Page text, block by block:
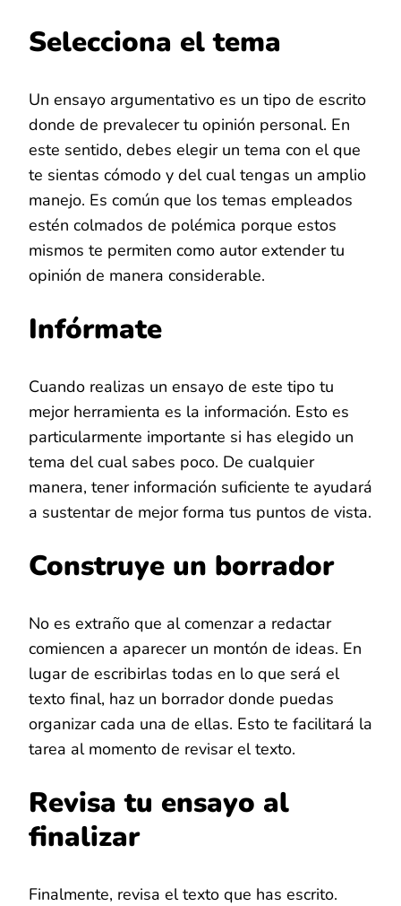
Selecciona el tema
Un ensayo argumentativo es un tipo de escrito
donde de prevalecer tu opinión personal. En
este sentido, debes elegir un tema con el que
te sientas cómodo y del cual tengas un amplio
manejo. Es común que los temas empleados
estén colmados de polémica porque estos
mismos te permiten como autor extender tu
opinión de manera considerable.
Infórmate
Cuando realizas un ensayo de este tipo tu
mejor herramienta es la información. Esto es
particularmente importante si has elegido un
tema del cual sabes poco. De cualquier
manera, tener información suficiente te ayudará
a sustentar de mejor forma tus puntos de vista.
Construye un borrador
No es extraño que al comenzar a redactar
comiencen a aparecer un montón de ideas. En
lugar de escribirlas todas en lo que será el
texto final, haz un borrador donde puedas
organizar cada una de ellas. Esto te facilitará la
tarea al momento de revisar el texto.
Revisa tu ensayo al
finalizar
Finalmente, revisa el texto que has escrito.